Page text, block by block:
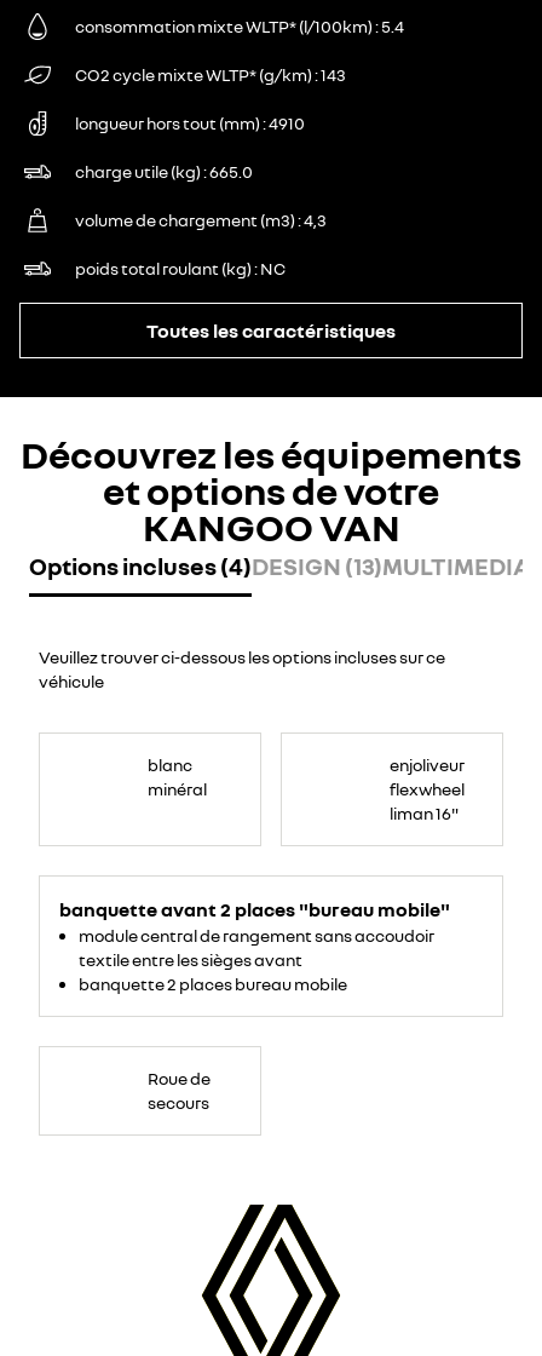
consommation mixte WLTP* (l/100km) 5.4
CO2 cycle mixte WLTP* (g/km) 143
longueur hors tout (mm) 4910
charge utile (kg) 665.0
volume de chargement (m3) 4,3
poids total roulant (kg) NC
Toutes les caractéristiques
Découvrez les équipements
et options de votre
KANGOO VAN
Options incluses (4)DESIGN (13)MULTIMEDIA
Veuillez trouver ci-dessous les options incluses sur ce
véhicule
blanc
minéral
enjoliveur
flexwheel
liman 16"
banquette avant 2 places "bureau mobile"
module central de rangement sans accoudoir
textile entre les sièges avant
banquette 2 places bureau mobile
Roue de
secours